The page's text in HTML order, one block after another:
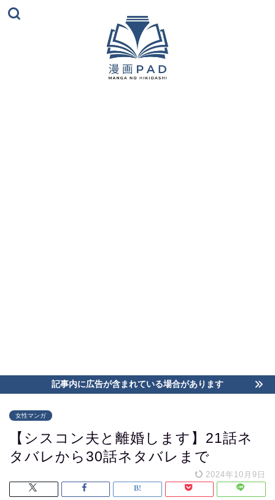
記事内に広告が含まれている場合があります
女性マンガ
【シスコン夫と離婚します】21話ネ
タバレから30話ネタバレまで
2024年10月9日